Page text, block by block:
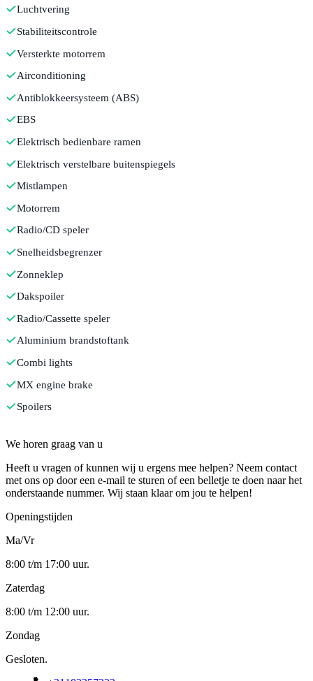
Luchtvering
Stabiliteitscontrole
Versterkte motorrem
Airconditioning
Antiblokkeersysteem (ABS)
EBS
Elektrisch bedienbare ramen
Elektrisch verstelbare buitenspiegels
Mistlampen
Motorrem
Radio/CD speler
Snelheidsbegrenzer
Zonneklep
Dakspoiler
Radio/Cassette speler
Aluminium brandstoftank
Combi lights
MX engine brake
Spoilers
We horen graag van u
Heeft u vragen of kunnen wij u ergens mee helpen? Neem contact
met ons op door een e-mail te sturen of een belletje te doen naar het
onderstaande nummer. Wij staan klaar om jou te helpen!
Openingstijden
Ma/Vr
8:00 t/m 17:00 uur.
Zaterdag
8:00 t/m 12:00 uur.
Zondag
Gesloten.